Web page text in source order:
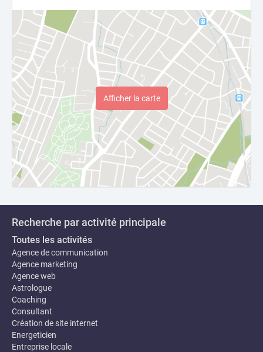
Afficher la carte
Recherche par activité principale
Toutes les activités
Agence de communication
Agence marketing
Agence web
Astrologue
Coaching
Consultant
Création de site internet
Energeticien
Entreprise locale